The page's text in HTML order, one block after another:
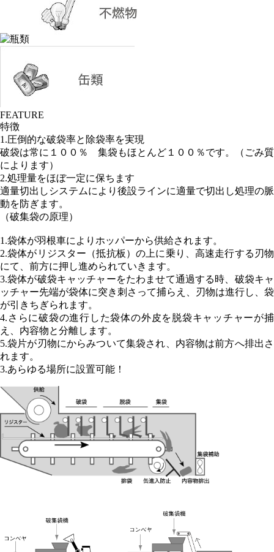
FEATURE
特徴
1.圧倒的な破袋率と除袋率を実現
破袋は常に１００％ 集袋もほとんど１００％です。（ごみ質
によります）
2.処理量をほぼ一定に保ちます
適量切出しシステムにより後設ラインに適量で切出し処理の脈
動を防ぎます。
（破集袋の原理）
1.袋体が羽根車によりホッパーから供給されます。
2.袋体がリジスター（抵抗板）の上に乗り、高速走行する刃物
にて、前方に押し進められていきます。
3.袋体が破袋キャッチャーをたわませて通過する時、破袋キャ
ッチャー先端が袋体に突き刺さって捕らえ、刃物は進行し、袋
が引きちぎられます。
4.さらに破袋の進行した袋体の外皮を脱袋キャッチャーが捕
え、内容物と分離します。
5.袋片が刃物にからみついて集袋され、内容物は前方へ排出さ
れます。
3.あらゆる場所に設置可能！